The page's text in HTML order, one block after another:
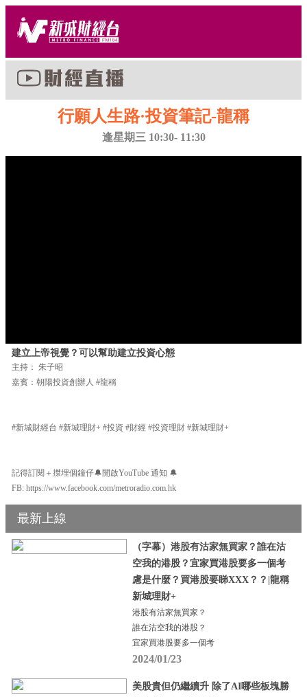
行願人生路·投資筆記-龍稱
逢星期三 10:30- 11:30
建立上帝視覺？可以幫助建立投資心態
主持： 朱子昭
嘉賓：朝陽投資創辦人 #龍稱
#新城財經台 #新城理財+ #投資 #財經 #投資理財 #新城理財+
記得訂閱＋㩒埋個鐘仔🔔開啟YouTube 通知 🔔
FB: https://www.facebook.com/metroradio.com.hk
最新上線
（字幕）港股有沽家無買家？誰在沽
空我的港股？宜家買港股要多一個考
慮是什麼？買港股要睇XXX？？|龍稱
新城理財+
港股有沽家無買家？
誰在沽空我的港股？
宜家買港股要多一個考
2024/01/23
美股貴但仍繼續升 除了AI哪些板塊勝